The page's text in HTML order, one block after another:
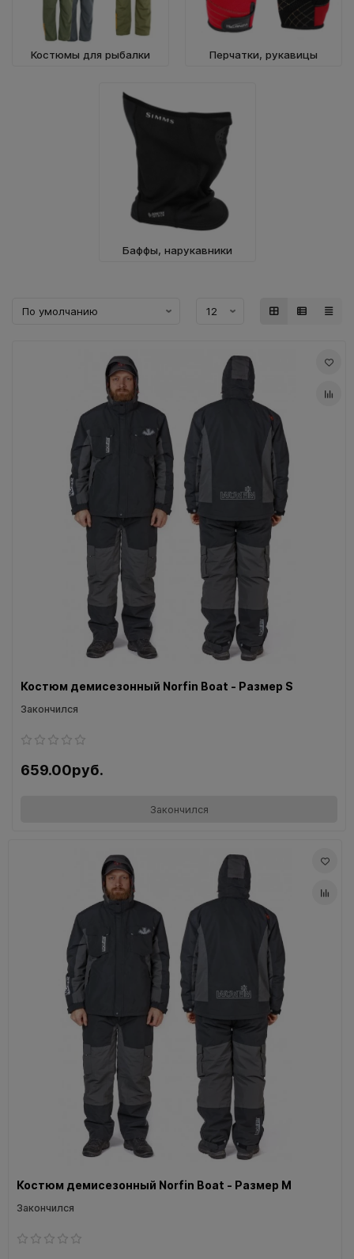
Воблеры IMA
Все категории (9)
Костюмы для рыбалки Перчатки, рукавицы
Баффы, нарукавники
Костюм демисезонный Norfin Boat - Размер S
Закончился
659.00руб.
Закончился
Костюм демисезонный Norfin Boat - Размер M
Закончился